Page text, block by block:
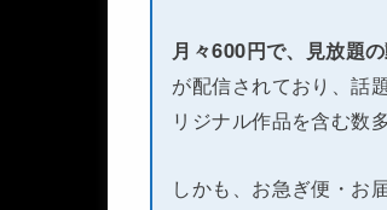
月々600円で、見放題
が配信されており、話
リジナル作品を含む数
しかも、お急ぎ便・お